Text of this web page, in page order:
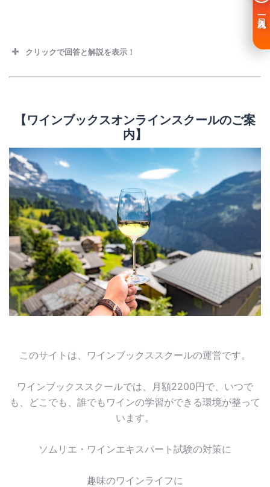
クリックで回答と解説を表示！
【ワインブックスオンラインスクールのご案
内】
このサイトは、ワインブックススクールの運営です。
ワインブックススクールでは、月額2200円で、いつで
も、どこでも、誰でもワインの学習ができる環境が整って
います。
ソムリエ・ワインエキスパート試験の対策に
趣味のワインライフに